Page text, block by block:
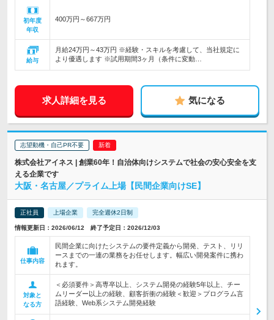
初年度
年収
400万円～667万円
給与
月給24万円～43万円 ※経験・スキルを考慮して、当社規定に
より優遇します ※試用期間3ヶ月（条件に変動…
求人詳細を見る 気になる
志望動機・自己PR不要
株式会社アイネス | 創業60年！自治体向けシステムで社会の安心安全を支
える企業です
大阪・名古屋／プライム上場【民間企業向けSE】
正社員 上場企業 完全週休2日制
情報更新日：2026/06/12 終了予定日：2026/12/03
仕事内容
民間企業に向けたシステムの要件定義から開発、テスト、リリ
ースまでの一連の業務をお任せします。幅広い開発案件に携わ
れます。
対象と
なる方
＜必須要件＞高専卒以上、システム開発の経験5年以上、チー
ムリーダー以上の経験、顧客折衝の経験＜歓迎＞プログラム言
語経験、Web系システム開発経験